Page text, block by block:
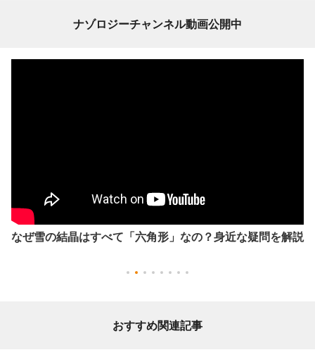
ナゾロジーチャンネル動画公開中
なぜ雪の結晶はすべて「六角形」なの？身近な疑問を解説
おすすめ関連記事